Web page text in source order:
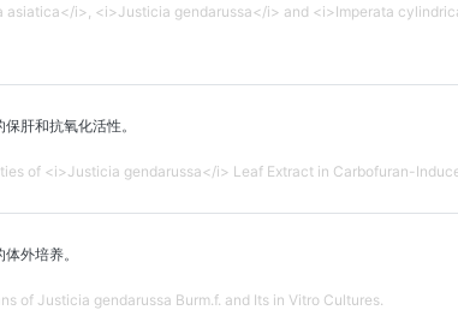
i>, <i>Justicia gendarussa</i> and <i>Imperata
肝和抗氧化活性。
of <i>Justicia gendarussa</i> Leaf Extract in Carbofuran-
外培养。
of Justicia gendarussa Burm.f. and Its in Vitro Cultures.